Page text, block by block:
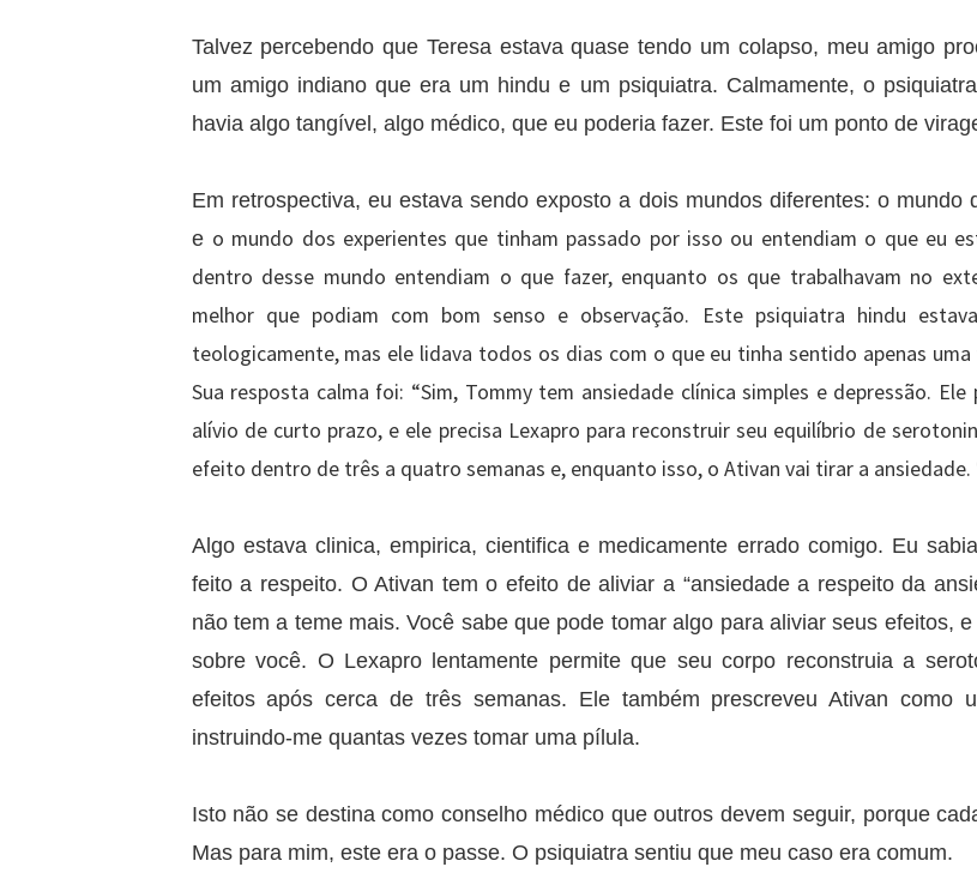
Talvez percebendo que Teresa estava quase tendo um colapso, meu amigo
um amigo indiano que era um hindu e um psiquiatra. Calmamente, o
havia algo tangível, algo médico, que eu poderia fazer. Este foi um ponto de
Em retrospectiva, eu estava sendo exposto a dois mundos diferentes: o mundo
e o mundo dos experientes que tinham passado por isso ou entendiam o que eu
dentro desse mundo entendiam o que fazer, enquanto os que trabalhavam no
melhor que podiam com bom senso e observação. Este psiquiatra hindu
teologicamente, mas ele lidava todos os dias com o que eu tinha sentido apenas uma
Sua resposta calma foi: “Sim, Tommy tem ansiedade clínica simples e depressão. Ele
alívio de curto prazo, e ele precisa Lexapro para reconstruir seu equilíbrio de
efeito dentro de três a quatro semanas e, enquanto isso, o Ativan vai tirar a ansiedade.
Algo estava clinica, empirica, cientifica e medicamente errado comigo. Eu
feito a respeito. O Ativan tem o efeito de aliviar a “ansiedade a respeito da
não tem a teme mais. Você sabe que pode tomar algo para aliviar seus efeitos,
sobre você. O Lexapro lentamente permite que seu corpo reconstruia a
efeitos após cerca de três semanas. Ele também prescreveu Ativan como
instruindo-me quantas vezes tomar uma pílula.
Isto não se destina como conselho médico que outros devem seguir, porque
Mas para mim, este era o passe. O psiquiatra sentiu que meu caso era comum.